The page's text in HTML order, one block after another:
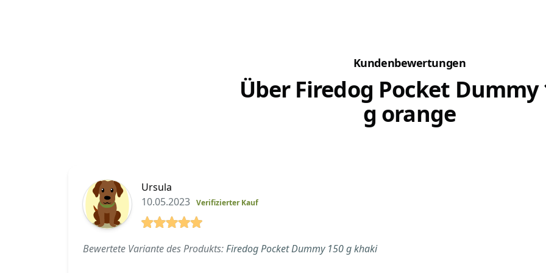
Kundenbewertungen
Über Firedog Pocket Dummy
g orange
Ursula
10.05.2023 Verifizierter Kauf
Bewertete Variante des Produkts:Firedog Pocket Dummy 150 g khaki